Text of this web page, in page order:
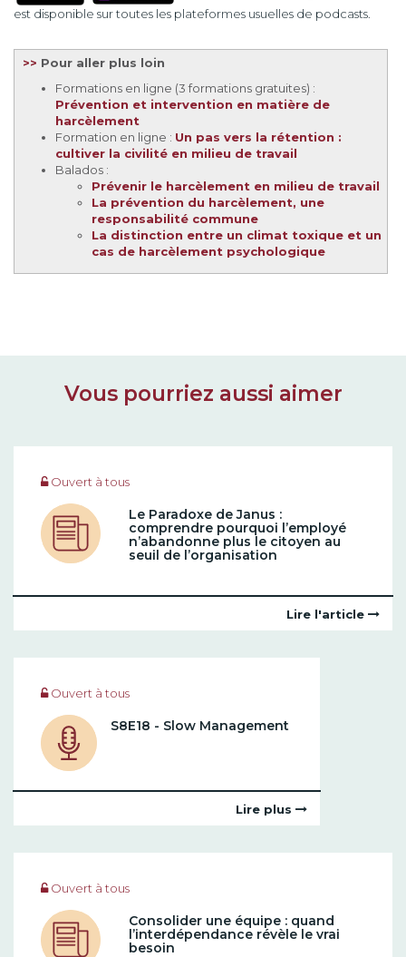
est disponible sur toutes les plateformes usuelles de podcasts.
>> Pour aller plus loin
Formations en ligne (3 formations gratuites) :
Prévention et intervention en matière de
harcèlement
Formation en ligne : Un pas vers la rétention :
cultiver la civilité en milieu de travail
Balados :
Prévenir le harcèlement en milieu de travail
La prévention du harcèlement, une
responsabilité commune
La distinction entre un climat toxique et un
cas de harcèlement psychologique
Vous pourriez aussi aimer
Ouvert à tous
Le Paradoxe de Janus :
comprendre pourquoi l’employé
n’abandonne plus le citoyen au
seuil de l’organisation
Lire l'article
Ouvert à tous
S8E18 - Slow Management
Lire plus
Ouvert à tous
Consolider une équipe : quand
l’interdépendance révèle le vrai
besoin